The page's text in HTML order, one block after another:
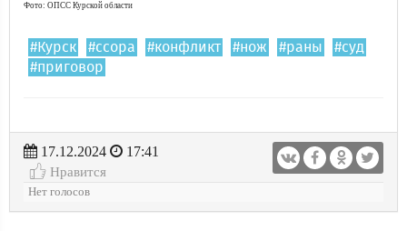
Фото: ОПСС Курской области
#Курск #ссора #конфликт #нож #раны
#суд
#приговор
17.12.2024
17:41
Нравится
Нет голосов